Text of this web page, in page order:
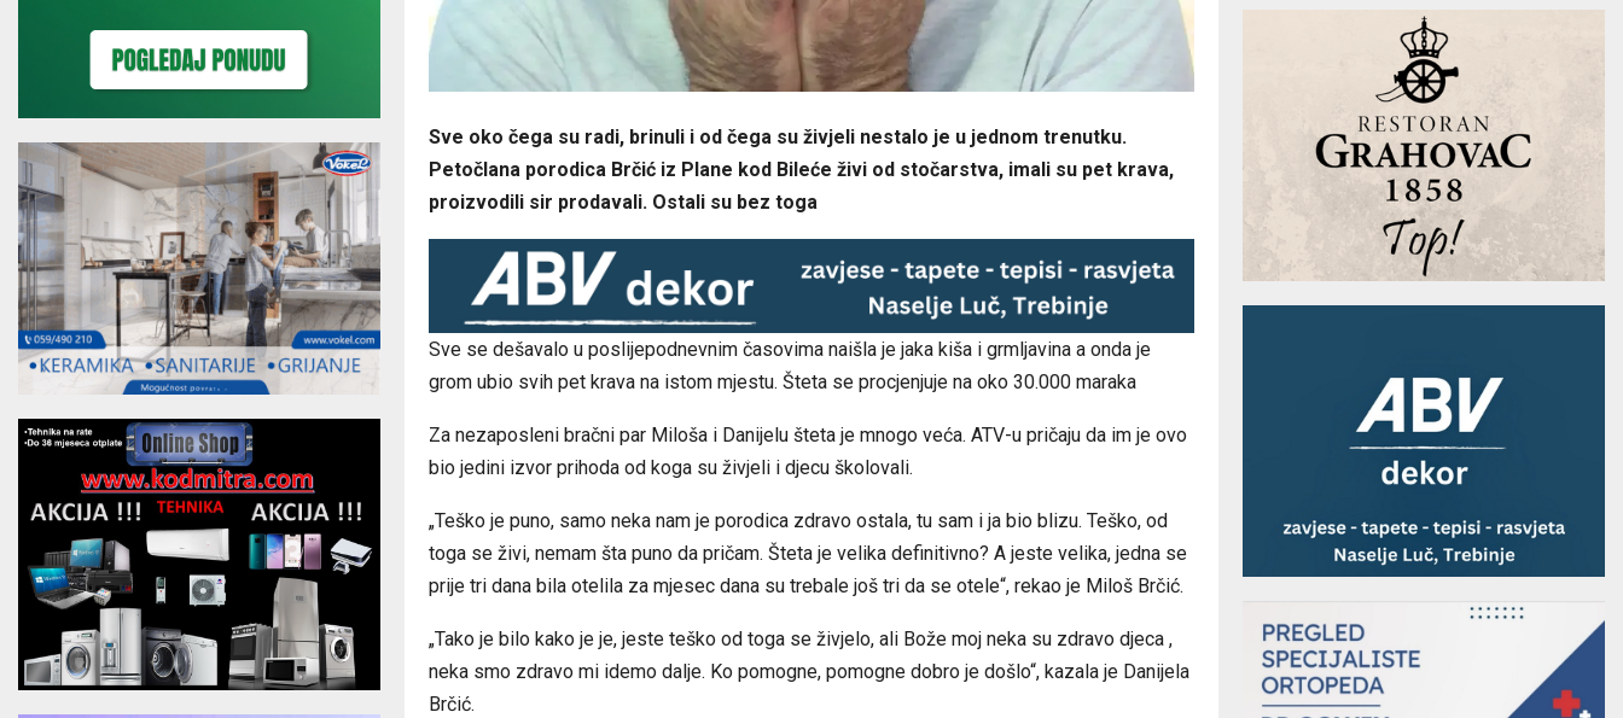
Sve oko čega su radi, brinuli i od čega su živjeli nestalo je u jednom trenutku.
Petočlana porodica Brčić iz Plane kod Bileće živi od stočarstva, imali su pet krava,
proizvodili sir prodavali. Ostali su bez toga
Sve se dešavalo u poslijepodnevnim časovima naišla je jaka kiša i grmljavina a onda je
grom ubio svih pet krava na istom mjestu. Šteta se procjenjuje na oko 30.000 maraka
Za nezaposleni bračni par Miloša i Danijelu šteta je mnogo veća. ATV-u pričaju da im je ovo
bio jedini izvor prihoda od koga su živjeli i djecu školovali.
„Teško je puno, samo neka nam je porodica zdravo ostala, tu sam i ja bio blizu. Teško, od
toga se živi, nemam šta puno da pričam. Šteta je velika definitivno? A jeste velika, jedna se
prije tri dana bila otelila za mjesec dana su trebale još tri da se otele“, rekao je Miloš Brčić.
„Tako je bilo kako je je, jeste teško od toga se živjelo, ali Bože moj neka su zdravo djeca ,
neka smo zdravo mi idemo dalje. Ko pomogne, pomogne dobro je došlo“, kazala je Danijela
Brčić.